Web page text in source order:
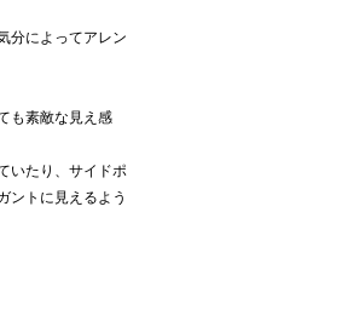
分によってアレン
も素敵な見え感
いたり、サイドポ
ントに見えるよう